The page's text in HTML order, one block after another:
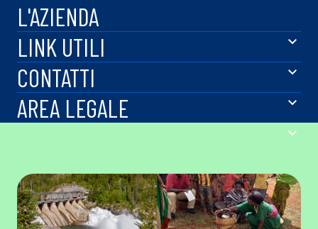
L'AZIENDA
LINK UTILI
CONTATTI
AREA LEGALE